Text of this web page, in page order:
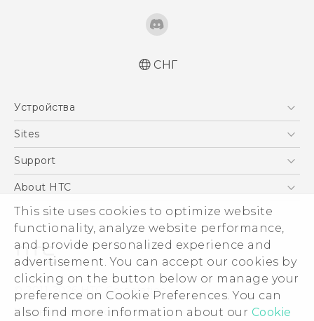
This site uses cookies to optimize website
functionality, analyze website performance,
and provide personalized experience and
advertisement. You can accept our cookies by
clicking on the button below or manage your
preference on Cookie Preferences. You can
also find more information about our Cookie
Русский - Руководство по безопасности и
Қазақ - Пайдаланушы нұсқаулығы
Қазақ - Қауіпсіздік және нормативтік
English - User manual
СНГ
Устройства
5G
EXODUS
VIVE
Sites
HTC Dev
Support
ПОДДЕРЖКА
About HTC
ESG
Инвестирование
Политика конфиденциальности
Безопасность продуктов
Вакансии
© 2011-2026 HTC Corporation
Условия использования.